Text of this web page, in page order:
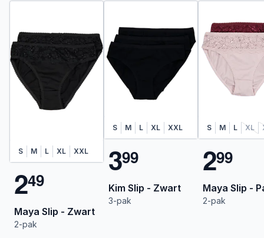
S M L XL XXL
249
Maya Slip - Zwart
2-pak
S M L XL XXL
399
Kim Slip - Zwart
3-pak
S M L XL
299
Maya Slip -
2-pak